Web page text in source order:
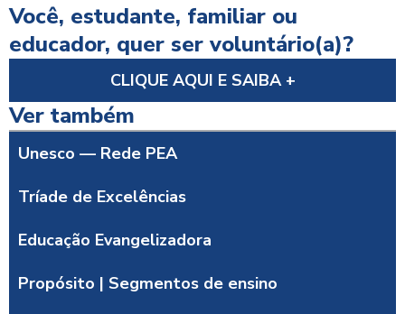
Você, estudante, familiar ou
educador, quer ser voluntário(a)?
CLIQUE AQUI E SAIBA +
Ver também
Unesco — Rede PEA
Tríade de Excelências
Educação Evangelizadora
Propósito | Segmentos de ensino